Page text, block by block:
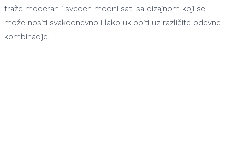
traže moderan i sveden modni sat, sa dizajnom koji se
može nositi svakodnevno i lako uklopiti uz različite odevne
kombinacije.